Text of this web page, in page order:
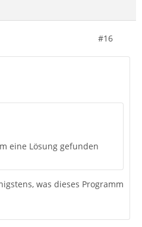
#16
eine Lösung gefunden
was dieses Programm